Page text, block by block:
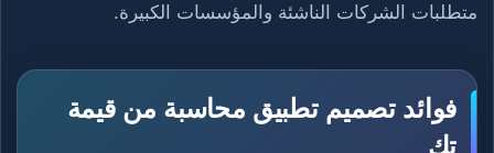
متطلبات الشركات الناشئة والمؤسسات الكبيرة.
فوائد تصميم تطبيق محاسبة من قيمة
تك